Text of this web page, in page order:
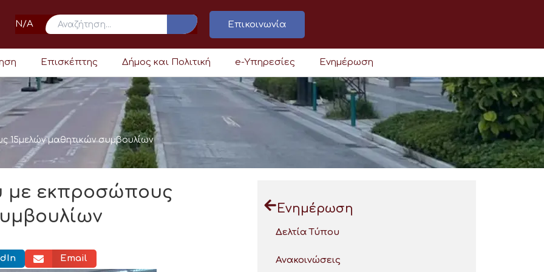
N/A Επικοινωνία
Επισκέπτης Δήμος και Πολιτική e-Υπηρεσίες Ενημέρωση
15μελών μαθητικών συμβουλίων
με εκπροσώπους
Email
Ενημέρωση
Δελτία Τύπου
Ανακοινώσεις